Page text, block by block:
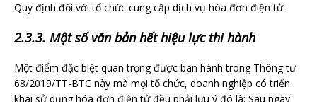
Quy định đối với tổ chức cung cấp dịch vụ hóa đơn điện tử.
2.3.3. Một số văn bản hết hiệu lực thi hành
Một điểm đặc biệt quan trọng được ban hành trong Thông tư
68/2019/TT-BTC này mà mọi tổ chức, doanh nghiệp có triển
khai sử dụng hóa đơn điện tử đều phải lưu ý đó là: Sau ngày